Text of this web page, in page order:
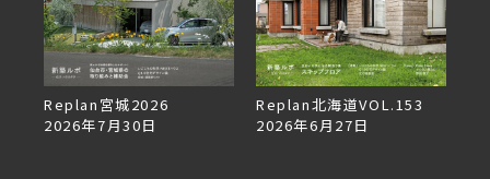
Replan宮城2026
2026年7月30日
Replan北海道VOL.153
2026年6月27日